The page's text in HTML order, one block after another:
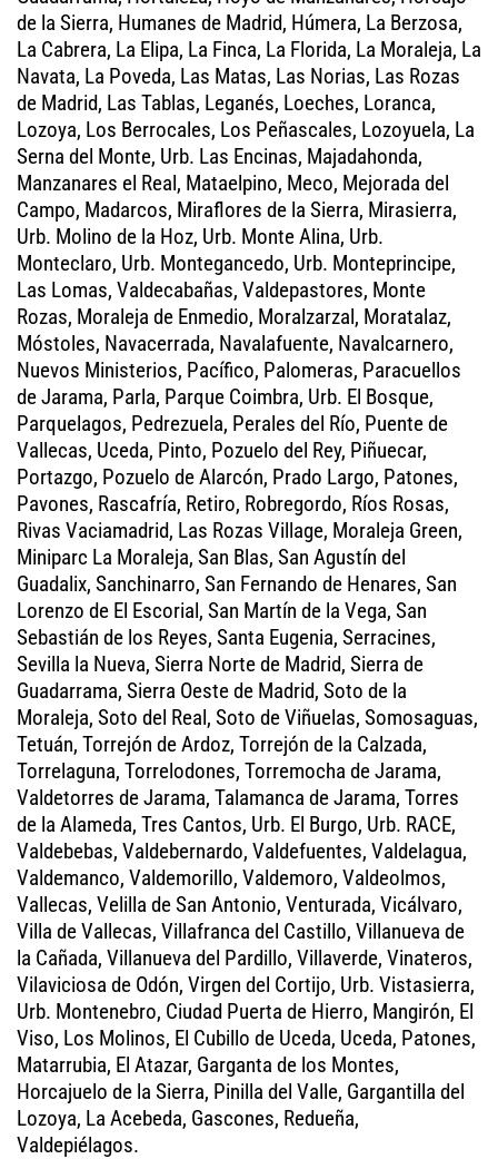
de la Sierra, Humanes de Madrid, Húmera, La Berzosa,
La Cabrera, La Elipa, La Finca, La Florida, La Moraleja, La
Navata, La Poveda, Las Matas, Las Norias, Las Rozas
de Madrid, Las Tablas, Leganés, Loeches, Loranca,
Lozoya, Los Berrocales, Los Peñascales, Lozoyuela, La
Serna del Monte, Urb. Las Encinas, Majadahonda,
Manzanares el Real, Mataelpino, Meco, Mejorada del
Campo, Madarcos, Miraflores de la Sierra, Mirasierra,
Urb. Molino de la Hoz, Urb. Monte Alina, Urb.
Monteclaro, Urb. Montegancedo, Urb. Monteprincipe,
Las Lomas, Valdecabañas, Valdepastores, Monte
Rozas, Moraleja de Enmedio, Moralzarzal, Moratalaz,
Móstoles, Navacerrada, Navalafuente, Navalcarnero,
Nuevos Ministerios, Pacífico, Palomeras, Paracuellos
de Jarama, Parla, Parque Coimbra, Urb. El Bosque,
Parquelagos, Pedrezuela, Perales del Río, Puente de
Vallecas, Uceda, Pinto, Pozuelo del Rey, Piñuecar,
Portazgo, Pozuelo de Alarcón, Prado Largo, Patones,
Pavones, Rascafría, Retiro, Robregordo, Ríos Rosas,
Rivas Vaciamadrid, Las Rozas Village, Moraleja Green,
Miniparc La Moraleja, San Blas, San Agustín del
Guadalix, Sanchinarro, San Fernando de Henares, San
Lorenzo de El Escorial, San Martín de la Vega, San
Sebastián de los Reyes, Santa Eugenia, Serracines,
Sevilla la Nueva, Sierra Norte de Madrid, Sierra de
Guadarrama, Sierra Oeste de Madrid, Soto de la
Moraleja, Soto del Real, Soto de Viñuelas, Somosaguas,
Tetuán, Torrejón de Ardoz, Torrejón de la Calzada,
Torrelaguna, Torrelodones, Torremocha de Jarama,
Valdetorres de Jarama, Talamanca de Jarama, Torres
de la Alameda, Tres Cantos, Urb. El Burgo, Urb. RACE,
Valdebebas, Valdebernardo, Valdefuentes, Valdelagua,
Valdemanco, Valdemorillo, Valdemoro, Valdeolmos,
Vallecas, Velilla de San Antonio, Venturada, Vicálvaro,
Villa de Vallecas, Villafranca del Castillo, Villanueva de
la Cañada, Villanueva del Pardillo, Villaverde, Vinateros,
Vilaviciosa de Odón, Virgen del Cortijo, Urb. Vistasierra,
Urb. Montenebro, Ciudad Puerta de Hierro, Mangirón, El
Viso, Los Molinos, El Cubillo de Uceda, Uceda, Patones,
Matarrubia, El Atazar, Garganta de los Montes,
Horcajuelo de la Sierra, Pinilla del Valle, Gargantilla del
Lozoya, La Acebeda, Gascones, Redueña,
Valdepiélagos.